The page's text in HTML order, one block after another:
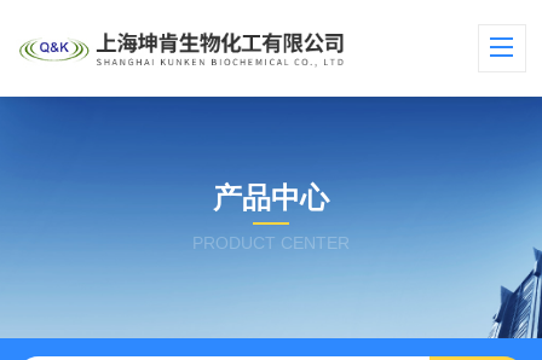
产品中心
PRODUCT CENTER